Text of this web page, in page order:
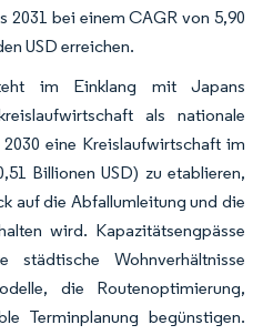
2031 bei einem CAGR von 5,90
USD erreichen.
im Einklang mit Japans
als nationale
eine Kreislaufwirtschaft im
Billionen USD) zu etablieren,
auf die Abfallumleitung und die
wird. Kapazitätsengpässe
Wohnverhältnisse
die Routenoptimierung,
Terminplanung begünstigen.